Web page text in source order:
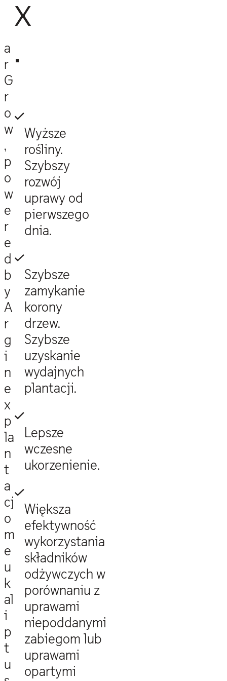
a
r
G
r
o
w
,
p
o
w
e
r
e
d
b
y
A
r
g
i
n
e
x
p
la
n
t
a
cj
o
m
e
u
k
al
i
p
t
u
x
.
Wyższe
rośliny.
Szybszy
rozwój
uprawy od
pierwszego
dnia.
Szybsze
zamykanie
korony
drzew.
Szybsze
uzyskanie
wydajnych
plantacji.
Lepsze
wczesne
ukorzenienie.
Większa
efektywność
wykorzystania
składników
odżywczych w
porównaniu z
uprawami
niepoddanymi
zabiegom lub
uprawami
opartymi